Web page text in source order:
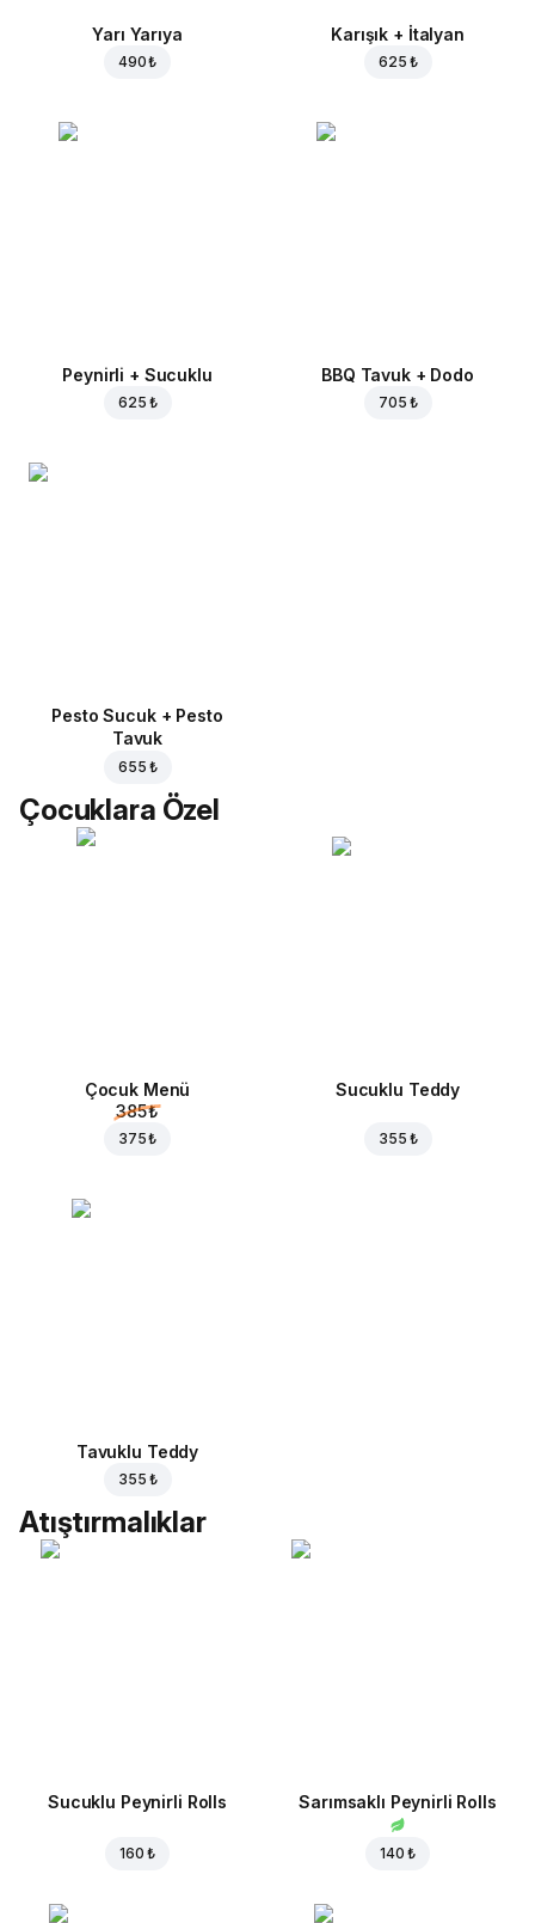
Yarı Yarıya
490 ₺
Karışık + İtalyan
625 ₺
Peynirli + Sucuklu
625 ₺
BBQ Tavuk + Dodo
705 ₺
Pesto Sucuk + Pesto
Tavuk
655 ₺
Çocuklara Özel
Çocuk Menü
385 ₺
375 ₺
Sucuklu Teddy
355 ₺
Tavuklu Teddy
355 ₺
Atıştırmalıklar
Sucuklu Peynirli Rolls
160 ₺
Sarımsaklı Peynirli Rolls
140 ₺